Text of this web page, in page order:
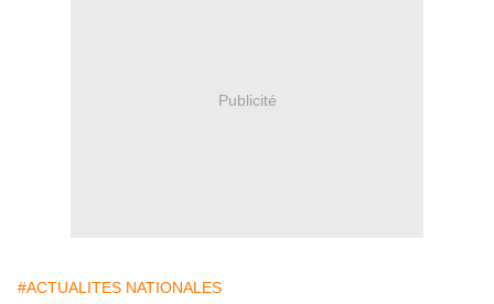
Publicité
#ACTUALITES NATIONALES